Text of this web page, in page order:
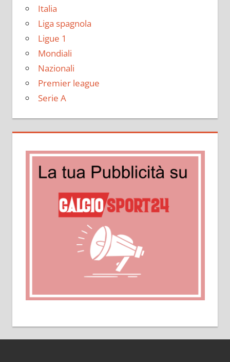
Italia
Liga spagnola
Ligue 1
Mondiali
Nazionali
Premier league
Serie A